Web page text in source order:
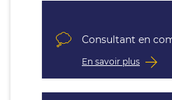
Consultant en
En savoir plus